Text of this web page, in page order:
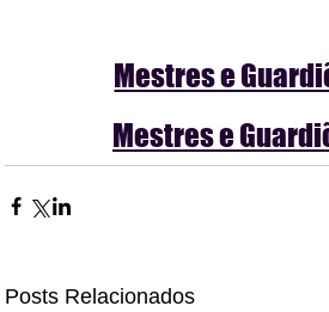
Mestres e
Mestres e
Posts Relacionados